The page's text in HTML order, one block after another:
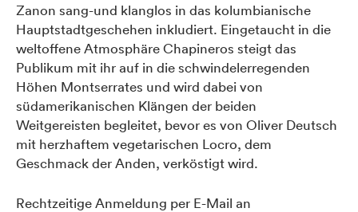
Zanon sang-und klanglos in das kolumbianische
Hauptstadtgeschehen inkludiert. Eingetaucht in die
weltoffene Atmosphäre Chapineros steigt das
Publikum mit ihr auf in die schwindelerregenden
Höhen Montserrates und wird dabei von
südamerikanischen Klängen der beiden
Weitgereisten begleitet, bevor es von Oliver Deutsch
mit herzhaftem vegetarischen Locro, dem
Geschmack der Anden, verköstigt wird.
Rechtzeitige Anmeldung per E-Mail an